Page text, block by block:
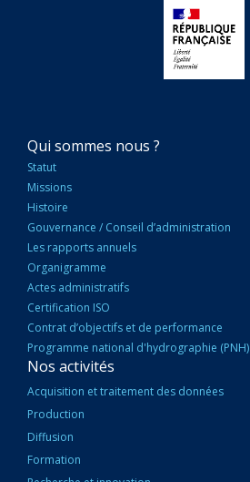
NAVIGATION
PRINCIPALE
Qui sommes nous ?
Statut
Missions
Histoire
Gouvernance / Conseil d’administration
Les rapports annuels
Organigramme
Actes administratifs
Certification ISO
Contrat d’objectifs et de performance
Programme national d'hydrographie (PNH)
Nos activités
Acquisition et traitement des données
Production
Diffusion
Formation